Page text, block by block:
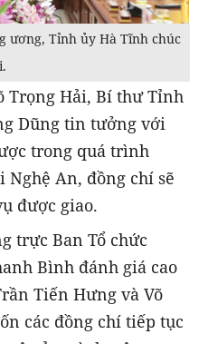
ương, Tỉnh ủy Hà Tĩnh chúc
Trọng Hải, Bí thư Tỉnh
Dũng tin tưởng với
trong quá trình
Nghệ An, đồng chí sẽ
được giao.
trực Ban Tổ chức
Bình đánh giá cao
Tiến Hưng và Võ
các đồng chí tiếp tục